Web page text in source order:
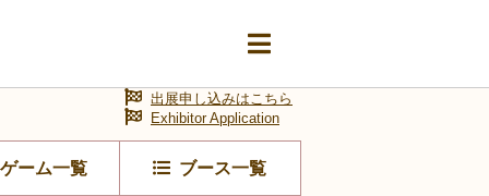
ゲーム一覧 ブース一覧
出展申し込みはこちら
Exhibitor Application